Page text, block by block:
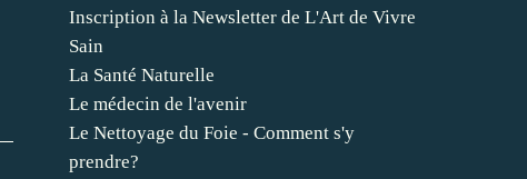
Inscription à la Newsletter de L'Art de Vivre
Sain
La Santé Naturelle
Le médecin de l'avenir
Le Nettoyage du Foie - Comment s'y
prendre?